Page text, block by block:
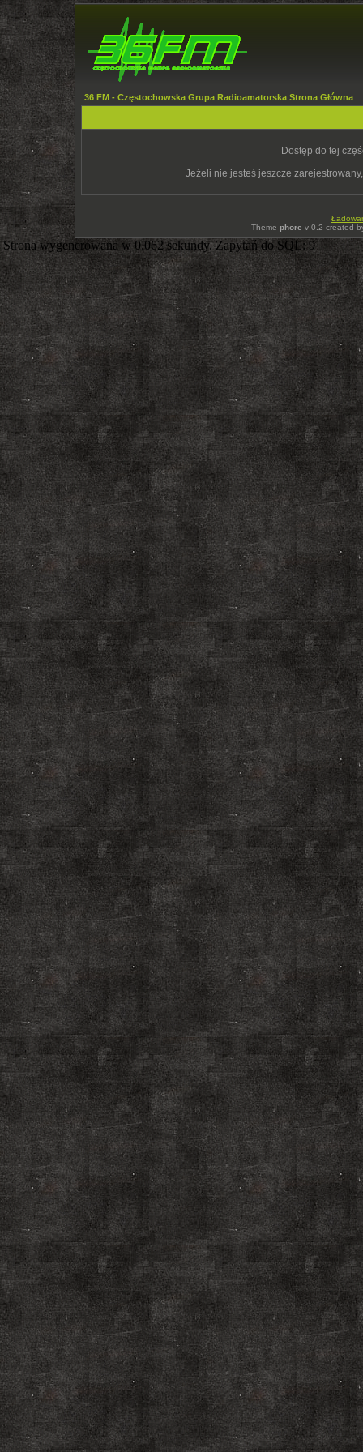
36 FM - Częstochowska Grupa Radioamatorska Strona Główna
Dostęp do tej
Jeżeli nie jesteś jeszcze
Theme phore v 0.2 created
Strona wygenerowana w 0.062 sekundy. Zapytań do SQL: 9